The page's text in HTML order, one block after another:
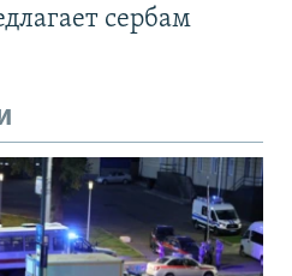
сербам